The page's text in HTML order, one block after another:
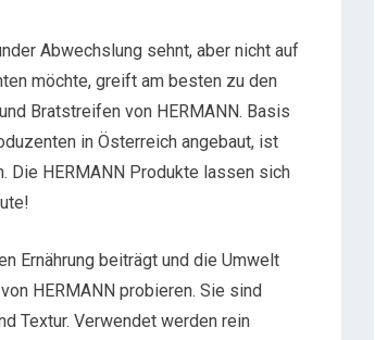
Abwechslung sehnt, aber nicht auf
möchte, greift am besten zu den
Bratstreifen von HERMANN. Basis
in Österreich angebaut, ist
Die HERMANN Produkte lassen sich
Ernährung beiträgt und die Umwelt
HERMANN probieren. Sie sind
Textur. Verwendet werden rein